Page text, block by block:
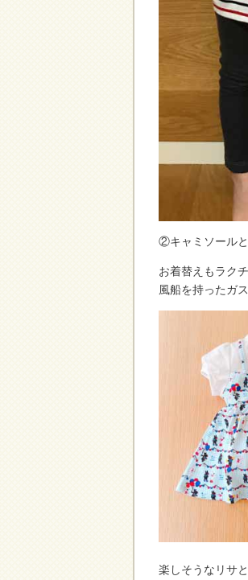
②キャミソール
お着替えもラク
風船を持ったガ
楽しそうなリサ